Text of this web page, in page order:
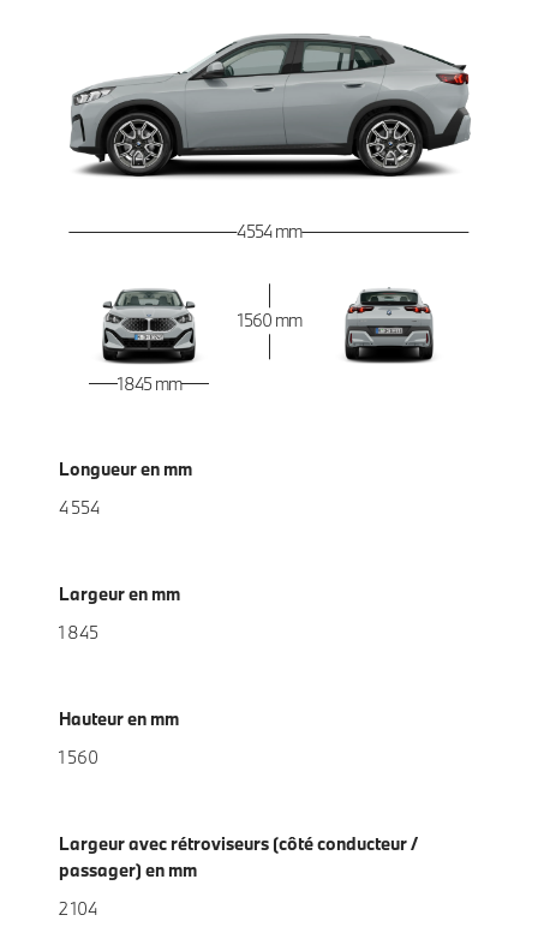
4 554 mm
1 845 mm
1 560 mm
Longueur en mm
4 554
Largeur en mm
1 845
Hauteur en mm
1 560
Largeur avec rétroviseurs (côté conducteur /
passager) en mm
2 104